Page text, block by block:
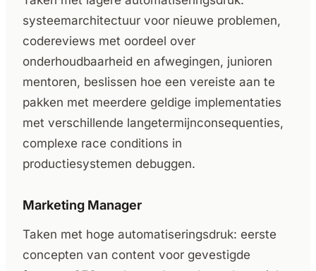
systeemarchitectuur voor nieuwe problemen,
codereviews met oordeel over
onderhoudbaarheid en afwegingen, junioren
mentoren, beslissen hoe een vereiste aan te
pakken met meerdere geldige implementaties
met verschillende langetermijnconsequenties,
complexe race conditions in
productiesystemen debuggen.
Marketing Manager
Taken met hoge automatiseringsdruk: eerste
concepten van content voor gevestigde